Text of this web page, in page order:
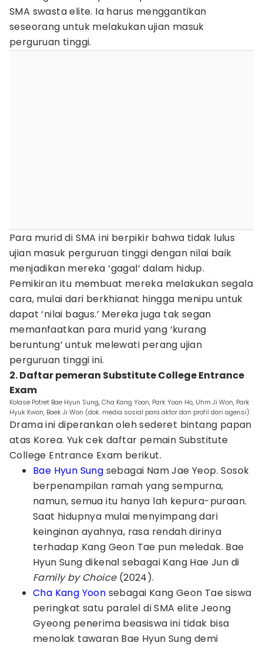
SMA swasta elite. Ia harus menggantikan
seseorang untuk melakukan ujian masuk
perguruan tinggi.
Para murid di SMA ini berpikir bahwa tidak lulus
ujian masuk perguruan tinggi dengan nilai baik
menjadikan mereka ‘gagal’ dalam hidup.
Pemikiran itu membuat mereka melakukan segala
cara, mulai dari berkhianat hingga menipu untuk
dapat ‘nilai bagus.’ Mereka juga tak segan
memanfaatkan para murid yang ‘kurang
beruntung’ untuk melewati perang ujian
perguruan tinggi ini.
‎2. Daftar pemeran Substitute College Entrance
Exam
Kolase Potret Bae Hyun Sung, Cha Kang Yoon, Park Yoon Ho, Uhm Ji Won, Park
Hyuk Kwon, Baek Ji Won (dok. media sosial para aktor dan profil dari agensi)
Drama ini diperankan oleh sederet bintang papan
atas Korea. Yuk cek daftar pemain Substitute
College Entrance Exam berikut.
Bae Hyun Sung sebagai Nam Jae Yeop. Sosok
berpenampilan ramah yang sempurna,
namun, semua itu hanya lah kepura-puraan.
Saat hidupnya mulai menyimpang dari
keinginan ayahnya, rasa rendah dirinya
terhadap Kang Geon Tae pun meledak. Bae
Hyun Sung dikenal sebagai Kang Hae Jun di
Family by Choice (2024).
Cha Kang Yoon sebagai Kang Geon Tae siswa
peringkat satu paralel di SMA elite Jeong
Gyeong penerima beasiswa ini tidak bisa
menolak tawaran Bae Hyun Sung demi